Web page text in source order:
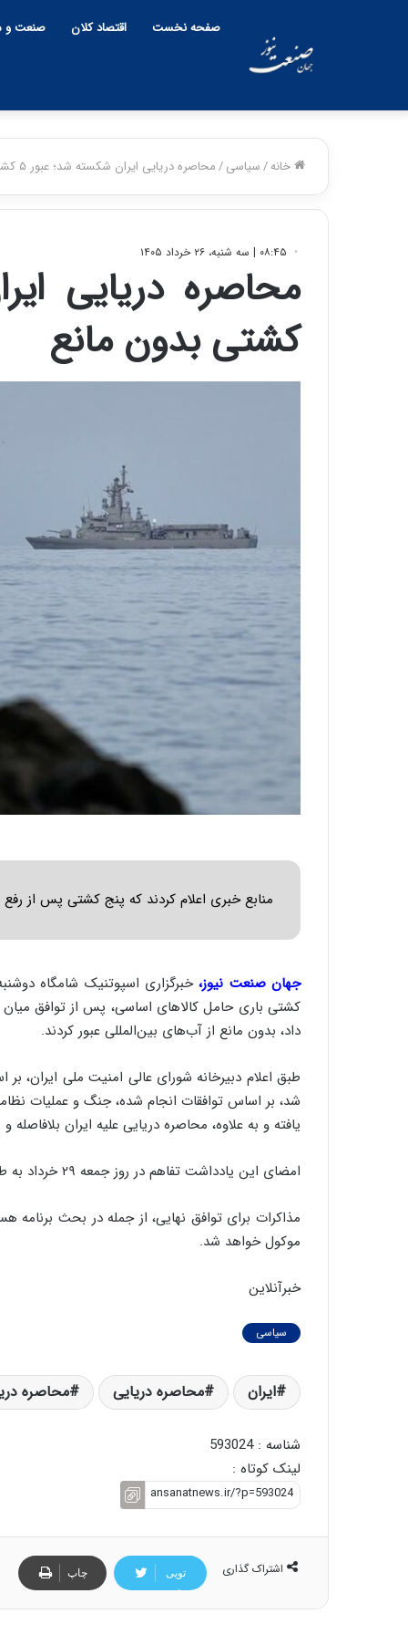
صفحه نخست اقتصاد کلان صنعت و
خانه/سیاسی/محاصره دریایی ایران شکسته شد؛ عبور ۵ کشتی بدون مانع
۰۸:۴۵ | سه شنبه، ۲۶ خرداد ۱۴۰۵
کشتی بدون مانع
منابع خبری اعلام کردند که پنج کشتی پس از رفع
جهان صنعت نیوز، خبرگزاری اسپوتنیک شامگاه
کشتی باری حامل کالاهای اساسی، پس از توافق میان
داد، بدون مانع از آب‌های بین‌المللی عبور کردند.
طبق اعلام دبیرخانه شورای عالی امنیت ملی ایران،
شد، بر اساس توافقات انجام شده، جنگ و عملیات
یافته و به علاوه، محاصره دریایی علیه ایران
امضای این یادداشت تفاهم در روز جمعه ۲۹ خرداد به طور رسمی انجام خواهد شد.
مذاکرات برای توافق نهایی، از جمله در بحث
موکول خواهد شد.
خبرآنلاین
سیاسی
ایران محاصره دریایی محاصره
شناسه : 593024
لینک کوتاه :
اشتراک گذاری
تویی
تر
چاپ